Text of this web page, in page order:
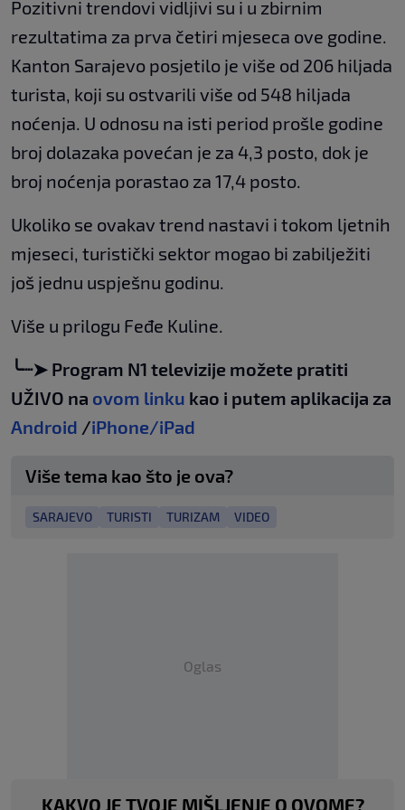
Pozitivni trendovi vidljivi su i u zbirnim
rezultatima za prva četiri mjeseca ove godine.
Kanton Sarajevo posjetilo je više od 206 hiljada
turista, koji su ostvarili više od 548 hiljada
noćenja. U odnosu na isti period prošle godine
broj dolazaka povećan je za 4,3 posto, dok je
broj noćenja porastao za 17,4 posto.
Ukoliko se ovakav trend nastavi i tokom ljetnih
mjeseci, turistički sektor mogao bi zabilježiti
još jednu uspješnu godinu.
Više u prilogu Feđe Kuline.
╰┈➤ Program N1 televizije možete pratiti
UŽIVO na ovom linku kao i putem aplikacija za
Android /iPhone/iPad
Više tema kao što je ova?
SARAJEVO TURISTI TURIZAM VIDEO
Oglas
KAKVO JE TVOJE MIŠLJENJE O OVOME?